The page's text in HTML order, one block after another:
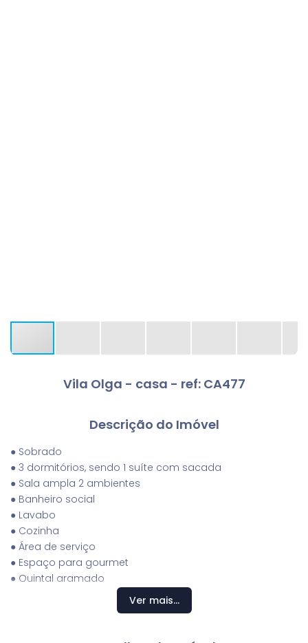
Vila Olga - casa - ref: CA477
Descrição do Imóvel
● Sobrado
● 3 dormitórios, sendo 1 suíte com sacada
● Sala ampla 2 ambientes
● Banheiro social
● Lavabo
● Cozinha
● Área de serviço
● Espaço para gourmet
● Quintal gramado
● 2 Vagas de garagem
Ver mais...